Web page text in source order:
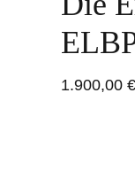
1.900,00 €